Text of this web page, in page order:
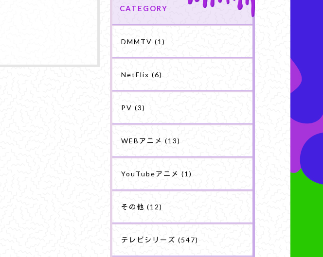
CATEGORY
DMMTV (1)
NetFlix (6)
PV (3)
WEBアニメ (13)
YouTubeアニメ (1)
その他 (12)
テレビシリーズ (547)